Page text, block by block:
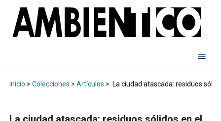
Inicio > Colecciones > Artículos > La ciudad atascada: residuos